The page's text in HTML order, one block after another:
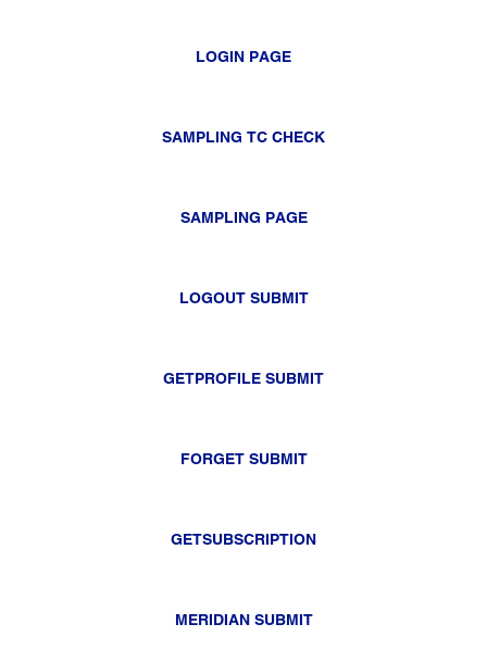
LOGIN PAGE
SAMPLING TC CHECK
SAMPLING PAGE
LOGOUT SUBMIT
GETPROFILE SUBMIT
FORGET SUBMIT
GETSUBSCRIPTION
MERIDIAN SUBMIT